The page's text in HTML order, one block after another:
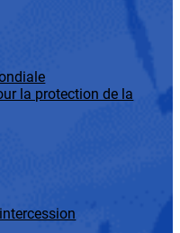
la protection de la